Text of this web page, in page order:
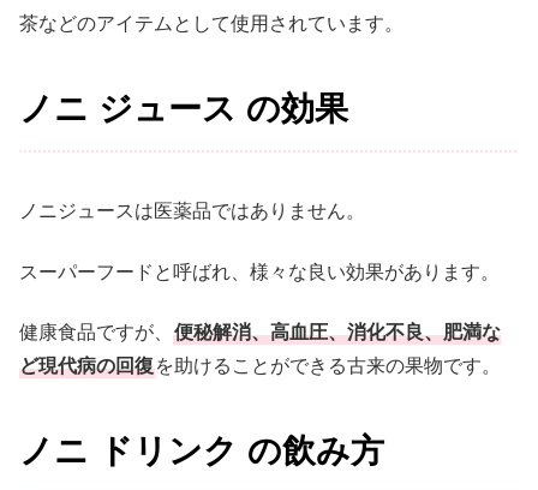
茶などのアイテムとして使用されています。
ノニ ジュース の効果
ノニジュースは医薬品ではありません。
スーパーフードと呼ばれ、様々な良い効果があります。
健康食品ですが、 便秘解消、高血圧、消化不良、肥満な
ど現代病の回復を助けることができる古来の果物です。
ノニ ドリンク の飲み方